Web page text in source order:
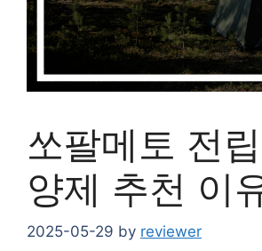
쏘팔메토 전
양제 추천 이
2025-05-29 by reviewer